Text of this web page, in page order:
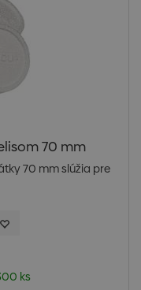
70 mm
70 mm slúžia pre
ks